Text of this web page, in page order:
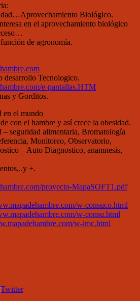
Biológico.
en el aprovechamiento biológico
de agronomía.
desarrollo Tecnologico.
e-pantallas.HTM
y Gorditos.
en el mundo
con el hambre y así crece la obesidad.
– seguridad alimentaria, Bromatología
Monitoreo, Observatorio,
– Auto Diagnostico, anamnesis,
+.
proyecto-MapaSOFT1.pdf
w-consuco.html
w-consu.html
w-imc.html